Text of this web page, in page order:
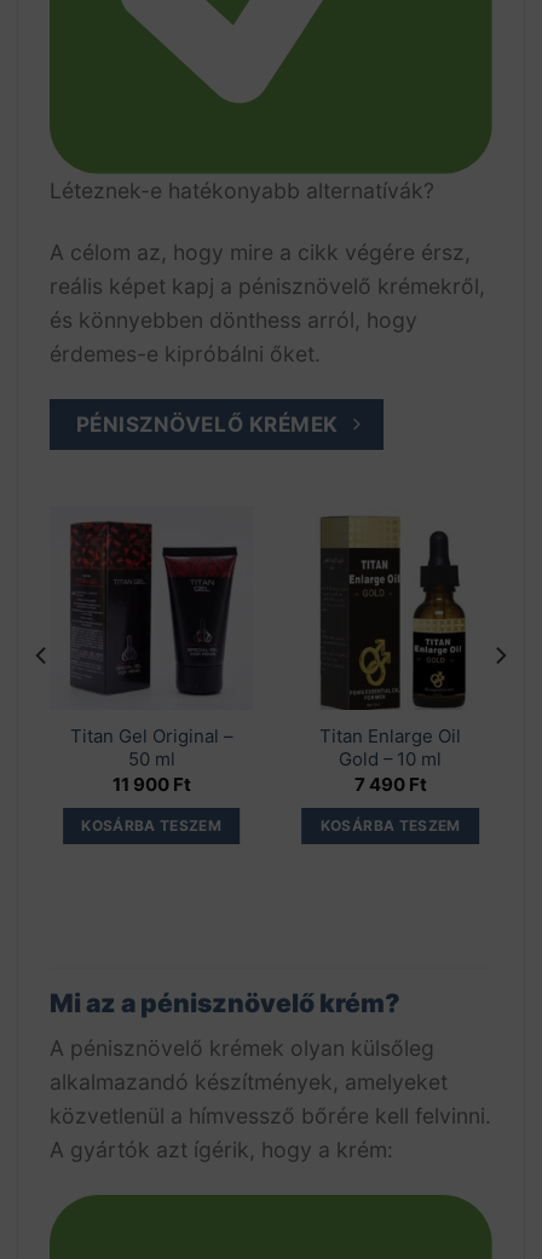
Léteznek-e hatékonyabb alternatívák?
A célom az, hogy mire a cikk végére érsz,
reális képet kapj a pénisznövelő krémekről,
és könnyebben dönthess arról, hogy
érdemes-e kipróbálni őket.
PÉNISZNÖVELŐ KRÉMEK
Titan Gel Original –
50 ml
11 900 Ft
KOSÁRBA TESZEM
Titan Enlarge Oil
Gold – 10 ml
7 490 Ft
KOSÁRBA TESZEM
Mi az a pénisznövelő krém?
A pénisznövelő krémek olyan külsőleg
alkalmazandó készítmények, amelyeket
közvetlenül a hímvessző bőrére kell felvinni.
A gyártók azt ígérik, hogy a krém: